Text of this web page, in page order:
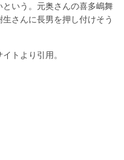
いう。元奥さんの喜多嶋舞
さんに長男を押し付けそう
トより引用。